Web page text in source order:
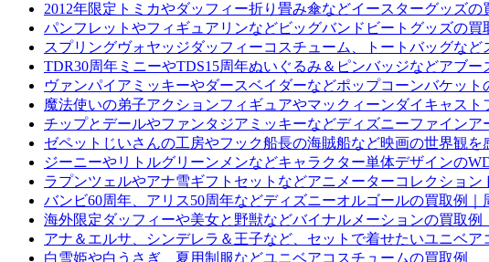
2012年限定トミカやダッフィー折り畳み傘などイースターグッズ
パンフレットやフィギュアリンなどビッグバンドビートグッズの買
スプリングヴォヤッジダッフィーコスチューム、トートバッグな
TDR30周年ミニーやTDS15周年ぬいぐるみ＆ピンバッジなどアブ
ヴァンパイアミッキーやダースベイダーなどポップコーンバケッ
魔法使いの弟子アクションフィギュアやマックィーンダイキャス
チップとデールやファンタジアミッキーなどディズニーファイン
ゼペットじいさんの工房やフック船長の海賊船など映画の世界観を
ジーニーやリトルグリーンメンなどキャラクター単体デザインの
ラプンツェルやアナ雪ギフトセットなどアニメーターコレクション
バンビ60周年、アリス50周年などディズニーオルゴールの買取例｜
海外限定ダッフィーや美女と野獣などバイナルメーションの買取例
アナ＆エルサ、シンデレラ＆王子など、セットで着せたいユニベア
白雪姫や白うさぎ、夏用制服などユニベアコスチュームの買取例